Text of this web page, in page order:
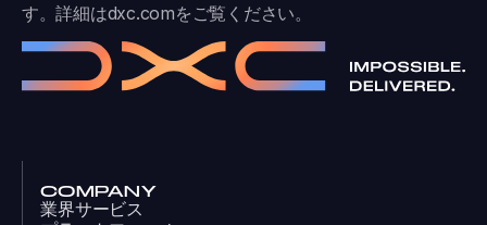
す。詳細はdxc.comをご覧ください。
COMPANY
業界サービス